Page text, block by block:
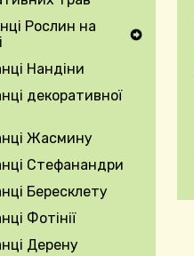
Рослин на
Navigation Menu
Нандіни
декоративної
Жасмину
Стефанандри
Бересклету
Фотінії
Дерену